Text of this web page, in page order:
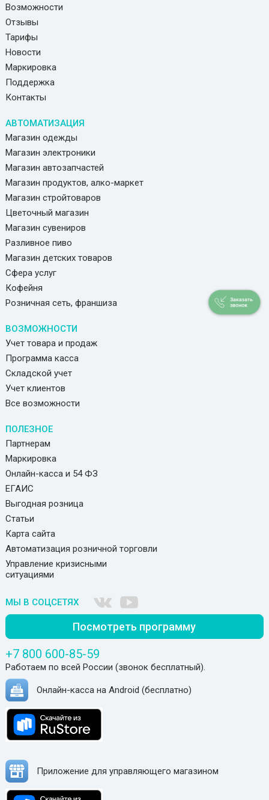
Возможности
Отзывы
Тарифы
Новости
Маркировка
Поддержка
Контакты
АВТОМАТИЗАЦИЯ
Магазин одежды
Магазин электроники
Магазин автозапчастей
Магазин продуктов, алко-маркет
Магазин стройтоваров
Цветочный магазин
Магазин сувениров
Разливное пиво
Магазин детских товаров
Сфера услуг
Кофейня
Розничная сеть, франшиза
ВОЗМОЖНОСТИ
Учет товара и продаж
Программа касса
Складской учет
Учет клиентов
Все возможности
ПОЛЕЗНОЕ
Партнерам
Маркировка
Онлайн-касса и 54 ФЗ
ЕГАИС
Выгодная розница
Статьи
Карта сайта
Автоматизация розничной торговли
Управление кризисными
ситуациями
МЫ В СОЦСЕТЯХ
Посмотреть программу
+7 800 600-85-59
Работаем по всей России (звонок бесплатный).
Онлайн-касса на Android (бесплатно)
Приложение для управляющего магазином